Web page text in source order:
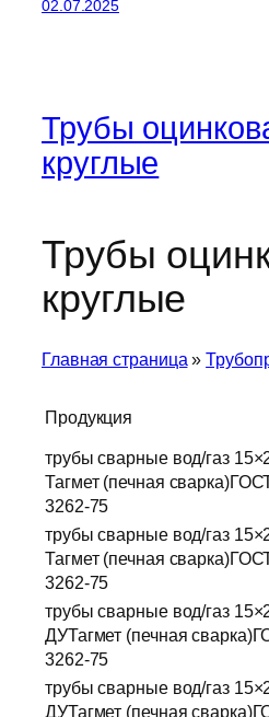
02.07.2025
Трубы
круглые
Трубы
круглые
Главная страница »
Продукция
трубы сварные вод/газ
Тагмет (печная
3262-75
трубы сварные вод/газ
Тагмет (печная
3262-75
трубы сварные вод/газ
ДУТагмет (печная
3262-75
трубы сварные вод/газ
ДУТагмет (печная